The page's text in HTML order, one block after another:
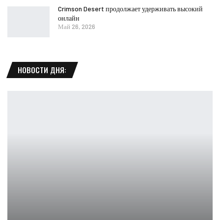
Crimson Desert продолжает удерживать высокий
онлайн
Май 26, 2026
НОВОСТИ ДНЯ: